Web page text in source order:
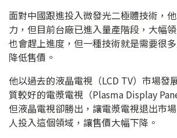
面對中國跟進投入微發光二極體技術，
力，但目前台廠已進入量產階段，大幅
也會趕上進度，但一種技術就是需要很
降低售價。
他以過去的液晶電視（LCD TV）市場發
質較好的電漿電視（Plasma Display
但液晶電視卻勝出，讓電漿電視退出市
人投入這個領域，讓售價大幅下降。